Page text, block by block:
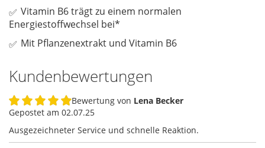
Vitamin B6 trägt zu einem normalen
Energiestoffwechsel bei*
Mit Pflanzenextrakt und Vitamin B6
Kundenbewertungen
100%
Bewertung von Lena Becker
Gepostet am 02.07.25
Ausgezeichneter Service und schnelle Reaktion.